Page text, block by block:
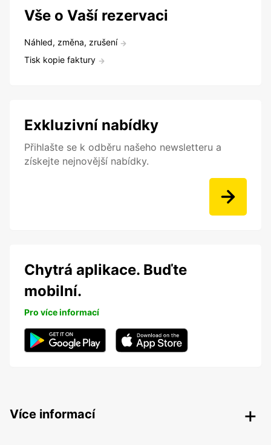
Vše o Vaší rezervaci
Náhled, změna, zrušení
Tisk kopie faktury
Exkluzivní nabídky
Přihlašte se k odběru našeho newsletteru a
získejte nejnovější nabídky.
Chytrá aplikace. Buďte
mobilní.
Pro více informací
Více informací